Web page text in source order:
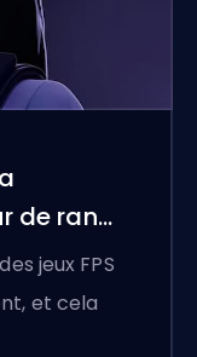
de rang.
jeux FPS
et cela